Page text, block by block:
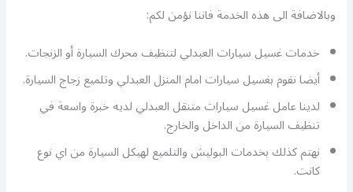
وبالاضافة الى هذه الخدمة فاننا نؤمن لكم:
خدمات غسيل سيارات العبدلي لتنظيف محرك السيارة أو الزنجات.
أيضا نقوم بغسيل سيارات امام المنزل العبدلي وتلميع زجاج السيارة.
لدينا عامل غسيل سيارات متنقل العبدلي لديه خبرة واسعة في
تنظيف السيارة من الداخل والخارج.
نهتم كذلك بخدمات البوليش والتلميع لهيكل السيارة من اي نوع
كانت.